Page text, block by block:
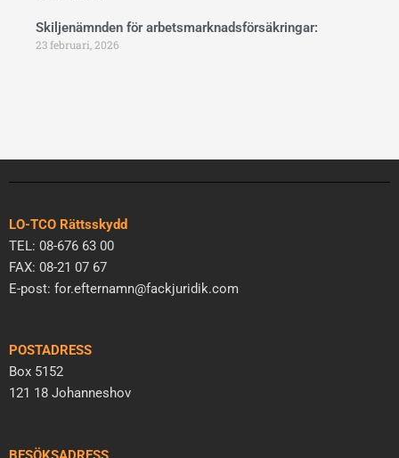
Skiljenämnden för arbetsmarknadsförsäkringar:
23 februari, 2026
LO-TCO Rättsskydd
TEL: 08-676 63 00
FAX: 08-21 07 67
E-post: for.efternamn@fackjuridik.com
POSTADRESS
Box 5152
121 18 Johanneshov